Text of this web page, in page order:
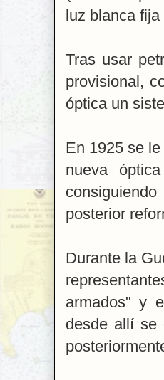
luz blanca
Tras usar
provisional,
óptica un
En 1925 se
nueva
posterior
Durante la
armados" y
desde allí se